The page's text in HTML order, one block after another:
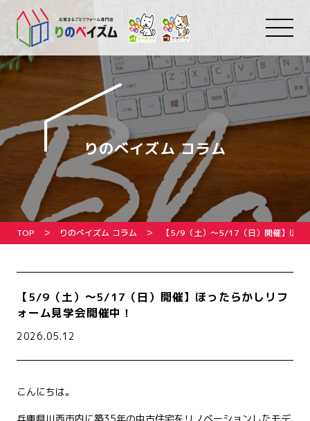
りのべイズム コラム
TOP りのべイズム コラム 【5/9（土）〜5/17（日）開催】ほっ
【5/9（土）〜5/17（日）開催】ほったらかしリフ
ォーム見学会開催中！
2026.05.12
こんにちは。
兵庫県川西市内に築35年の中古住宅をリノベーションしたモデ